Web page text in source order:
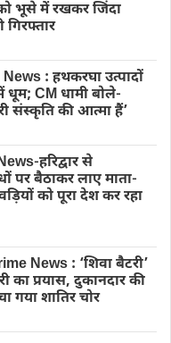
भूसे में रखकर जिंदा
: हथकरघा उत्पादों
धूम; CM धामी बोले-
संस्कृति की आत्मा हैं’
हरिद्वार से
पर बैठाकर लाए माता-
को पूरा देश कर रहा
News : ‘शिवा बैटरी’
का प्रयास, दुकानदार की
गया शातिर चोर